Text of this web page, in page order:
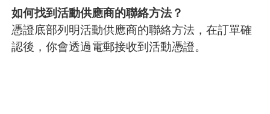
如何找到活動供應商的聯絡方法？
憑證底部列明活動供應商的聯絡方法，在訂單確
認後，你會透過電郵接收到活動憑證。